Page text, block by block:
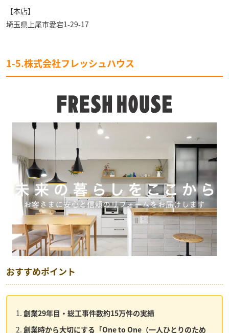
【本店】
埼玉県上尾市愛宕1-29-17
1-5.株式会社フレッシュハウス
おすすめポイント
創業29年目・総工事件数約15万件の実績
創業時から大切にする「One to One（一人ひとりのため